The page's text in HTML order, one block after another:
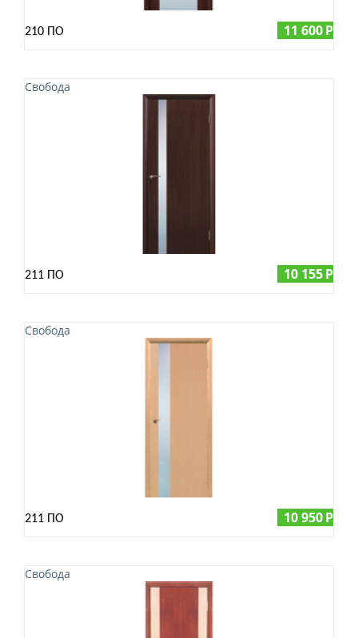
210 ПО 11 600Р
Свобода
211 ПО 10 155Р
Свобода
211 ПО 10 950Р
Свобода